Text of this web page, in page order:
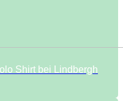
Shirt bei Lindbergh